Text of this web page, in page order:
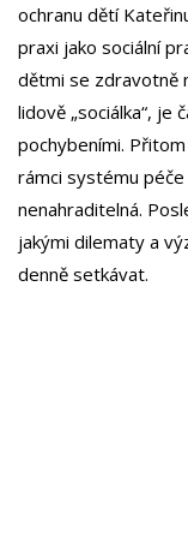
ochranu dětí
praxi jako sociální
dětmi se zdravotně
lidově „sociálka“, je
pochybeními.
rámci systému
nenahraditelná.
jakými dilematy a
denně setkávat.